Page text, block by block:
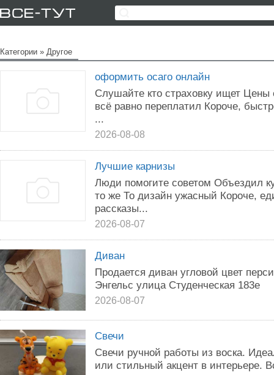
Категории » Другое
оформить осаго онлайн
Слушайте кто страховку ищет Цены
всё равно переплатил Короче,
...
2026-08-08
Лучшие карнизы
Люди помогите советом Объездил
то же То дизайн ужасный Короче,
рассказы...
2026-08-07
Диван
Продается диван угловой цвет
Энгельс улица Студенческая 183е
2026-08-07
Свечи
Свечи ручной работы из воска.
или стильный акцент в интерьере.